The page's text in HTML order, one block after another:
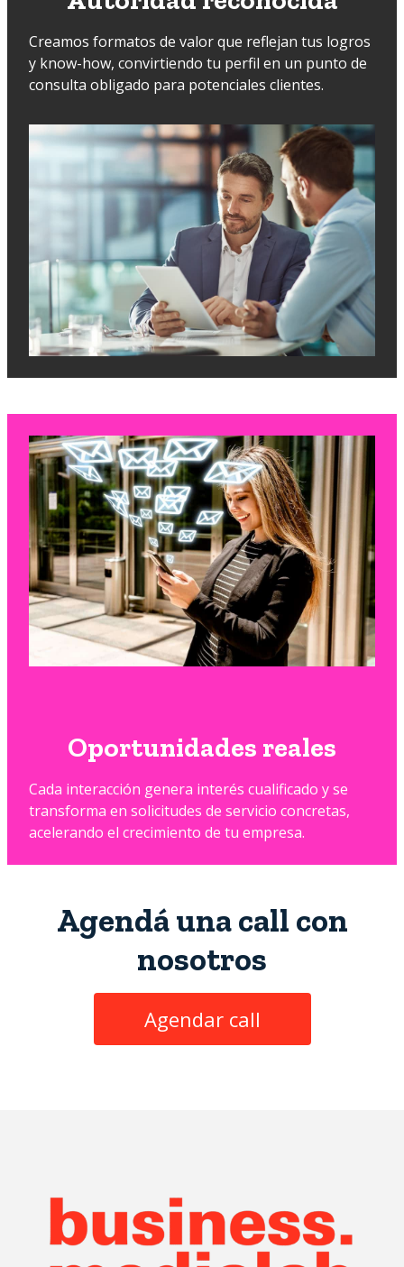
Creamos formatos de valor que reflejan tus logros
y know-how, convirtiendo tu perfil en un punto de
consulta obligado para potenciales clientes.
Oportunidades reales
Cada interacción genera interés cualificado y se
transforma en solicitudes de servicio concretas,
acelerando el crecimiento de tu empresa.
Agendá una call con
nosotros
Agendar call